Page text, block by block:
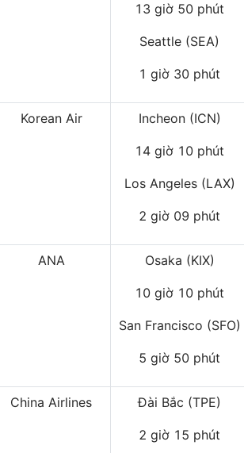
13 giờ 50 phút
Seattle (SEA)
1 giờ 30 phút
Korean Air Incheon (ICN)
14 giờ 10 phút
Los Angeles (LAX)
2 giờ 09 phút
ANA Osaka (KIX)
10 giờ 10 phút
San Francisco (SFO)
5 giờ 50 phút
China Airlines Đài Bắc (TPE)
2 giờ 15 phút